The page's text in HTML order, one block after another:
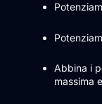
Abbina i
massima